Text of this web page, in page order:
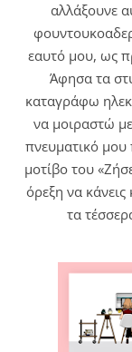
αλλάξουνε
εαυτό μου, ως
Άφησα τα
καταγράφω
να μοιραστώ
πνευματικό μου
μοτίβο του
όρεξη να
τα